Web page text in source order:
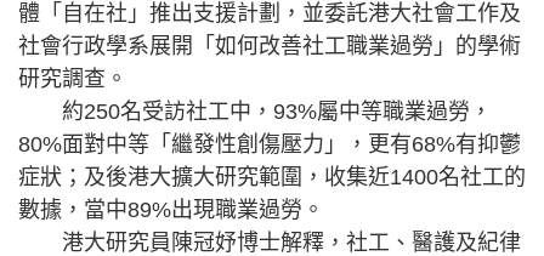
體「自在社」推出支援計劃，並委託港大社會工作及
社會行政學系展開「如何改善社工職業過勞」的學術
研究調查。
約250名受訪社工中，93%屬中等職業過勞，
80%面對中等「繼發性創傷壓力」，更有68%有抑鬱
症狀；及後港大擴大研究範圍，收集近1400名社工的
數據，當中89%出現職業過勞。
港大研究員陳冠妤博士解釋，社工、醫護及紀律